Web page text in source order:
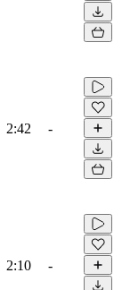
2:42 -
2:10 -